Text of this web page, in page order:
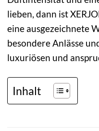
lieben, dann ist
eine ausgezeichnete
besondere Anlässe
luxuriösen und
Inhalt